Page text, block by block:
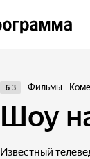
6.3 Фильмы
Шоу
Известный